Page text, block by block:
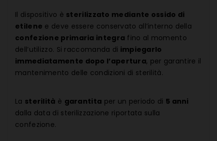
Il dispositivo è sterilizzato mediante ossido di
etilene e deve essere conservato all’interno della
confezione primaria integra fino al momento
dell’utilizzo. Si raccomanda di impiegarlo
immediatamente dopo l’apertura, per garantire il
mantenimento delle condizioni di sterilità.
La sterilità è garantita per un periodo di 5 anni
dalla data di sterilizzazione riportata sulla
confezione.